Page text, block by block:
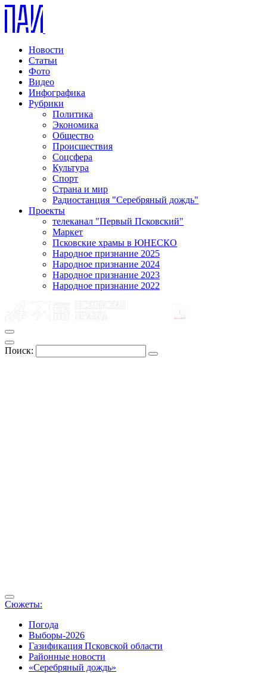
Новости
Статьи
Фото
Видео
Инфографика
Рубрики
Политика
Экономика
Общество
Происшествия
Соцсфера
Культура
Спорт
Страна и мир
Радиостанция "Серебряный дождь"
Проекты
телеканал "Первый Псковский"
Маркет
Псковские храмы в ЮНЕСКО
Народное признание 2025
Народное признание 2024
Народное признание 2023
Народное признание 2022
Поиск:
Сюжеты:
Погода
Выборы-2026
Газификация Псковской области
Районные новости
«Серебряный дождь»